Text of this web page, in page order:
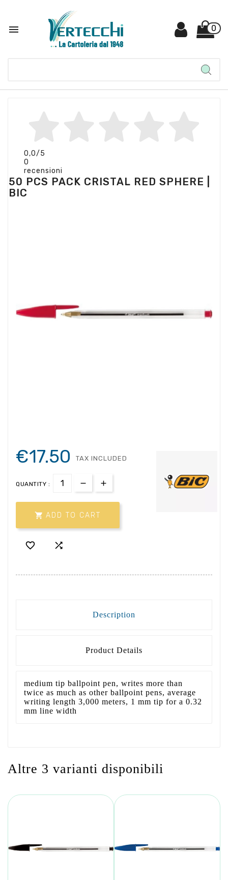
 0
0,0/5
0
recensioni
50 PCS PACK CRISTAL RED SPHERE |
BIC
€17.50 TAX INCLUDED
QUANTITY :
 ADD TO CART
 
Description
Product Details
medium tip ballpoint pen, writes more than
twice as much as other ballpoint pens, average
writing length 3,000 meters, 1 mm tip for a 0.32
mm line width
Altre 3 varianti disponibili